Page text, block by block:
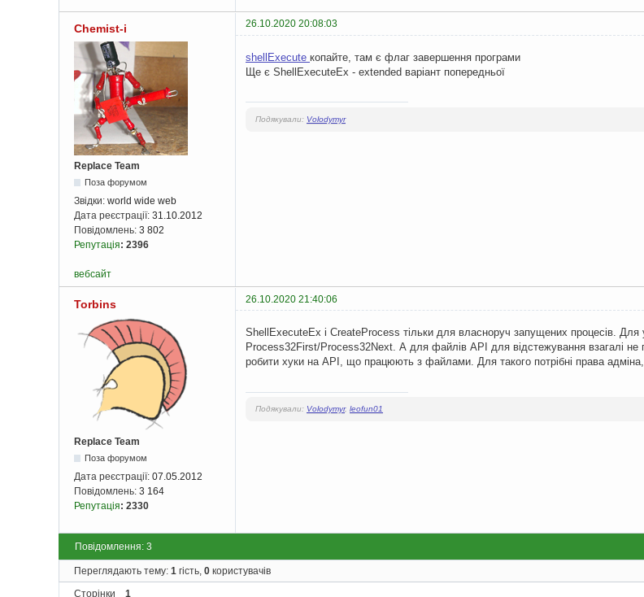
Chemist-i 26.10.2020 20:08:03
Replace Team
Поза форумом
Звідки: world wide web
Дата реєстрації: 31.10.2012
Повідомлень: 3 802
Репутація: 2396
shellExecute копайте, там є флаг завершення програми
Ще є ShellExecuteEx - extended варіант попередньої
Подякували: Volodymyr
вебсайт
Torbins 26.10.2020 21:40:06
Replace Team
Поза форумом
Дата реєстрації: 07.05.2012
Повідомлень: 3 164
Репутація: 2330
ShellExecuteEx і CreateProcess тільки для власноруч запущених процесів. Для
Process32First/Process32Next. А для файлів API для відстежування взагалі
робити хуки на API, що працюють з файлами. Для такого потрібні права
Подякували: Volodymyr, leofun01
Повідомлення: 3
Переглядають тему: 1 гість, 0 користувачів
Сторінки
1